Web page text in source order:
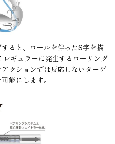
ると、ロールを伴ったS字を描
レギュラーに発生するローリング
クションでは反応しないターゲ
能にします。